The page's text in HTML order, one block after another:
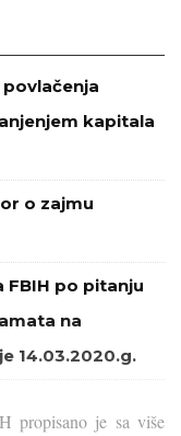
kapitala
o zajmu
FBIH po pitanju
na
14.03.2020.g.
propisano je sa više